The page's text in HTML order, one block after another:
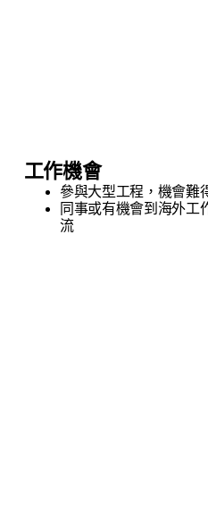
工作機會
參與大型工程，機會難
同事或有機會到海外工
流